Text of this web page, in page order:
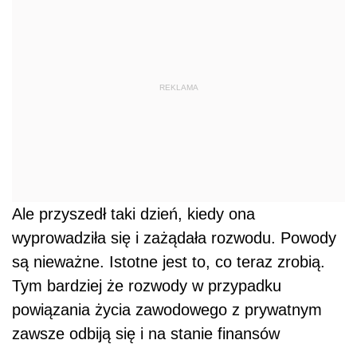
REKLAMA
Ale przyszedł taki dzień, kiedy ona
wyprowadziła się i zażądała rozwodu. Powody
są nieważne. Istotne jest to, co teraz zrobią.
Tym bardziej że rozwody w przypadku
powiązania życia zawodowego z prywatnym
zawsze odbiją się i na stanie finansów